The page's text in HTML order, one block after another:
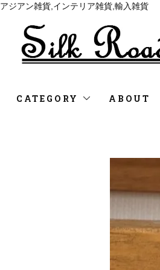
アジアン雑貨,インテリア雑貨,輸入雑貨
CATEGORY ABOUT